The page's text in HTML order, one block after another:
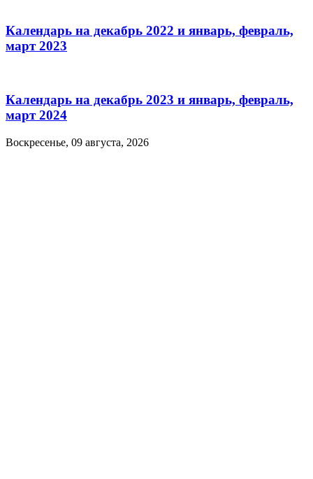
Календарь на декабрь 2022 и январь, февраль,
март 2023
Календарь на декабрь 2023 и январь, февраль,
март 2024
Воскресенье, 09 августа, 2026